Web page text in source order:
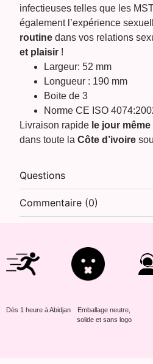
infectieuses telles que les
également l’expérience
routine dans vos relations
et plaisir !
Largeur: 52 mm
Longueur : 190 mm
Boite de 3
Norme CE ISO
Livraison rapide le jour même
dans toute laCôte d’ivoire
Questions
Commentaire (0)
Dès 1 heure à Abidjan
Emballage neutre,
solide et sans logo